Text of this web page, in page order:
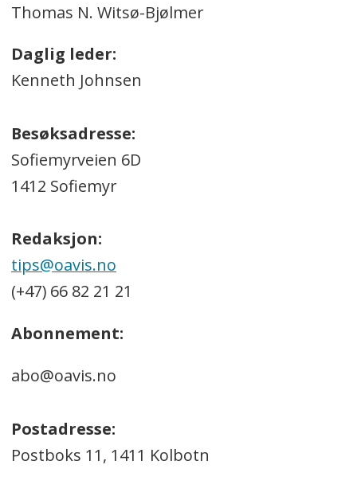
Thomas N. Witsø-Bjølmer
Daglig leder:
Kenneth Johnsen
Besøksadresse:
Sofiemyrveien 6D
1412 Sofiemyr
Redaksjon:
tips@oavis.no
(+47) 66 82 21 21
Abonnement:
abo@oavis.no
Postadresse:
Postboks 11, 1411 Kolbotn